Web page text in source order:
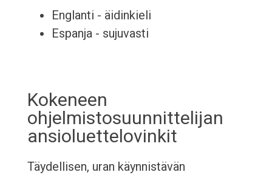
Englanti - äidinkieli
Espanja - sujuvasti
Kokeneen
ohjelmistosuunnittelijan
ansioluettelovinkit
Täydellisen, uran käynnistävän